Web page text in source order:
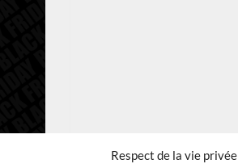
Respect de la vie privée